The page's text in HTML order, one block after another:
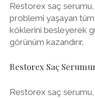
Restorex saç
problemi yaşayan
köklerini besleyerek
görünüm kazandırır.
Restorex Saç
Restorex saç serumu,